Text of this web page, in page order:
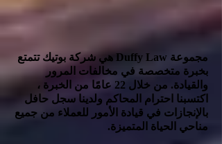
مجموعة Duffy Law هي شركة بوتيك تتمتع
بخبرة متخصصة في مخالفات المرور
والقيادة. من خلال 22 عامًا من الخبرة ،
اكتسبنا احترام المحاكم ولدينا سجل حافل
بالإنجازات في قيادة الأمور للعملاء من جميع
مناحي الحياة المتميزة.